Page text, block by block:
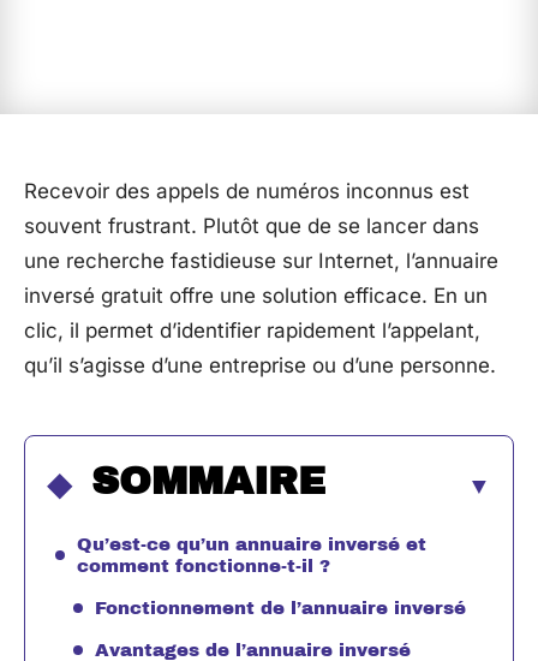
Recevoir des appels de numéros inconnus est
souvent frustrant. Plutôt que de se lancer dans
une recherche fastidieuse sur Internet, l’annuaire
inversé gratuit offre une solution efficace. En un
clic, il permet d’identifier rapidement l’appelant,
qu’il s’agisse d’une entreprise ou d’une personne.
SOMMAIRE
Qu’est-ce qu’un annuaire inversé et
comment fonctionne-t-il ?
Fonctionnement de l’annuaire inversé
Avantages de l’annuaire inversé